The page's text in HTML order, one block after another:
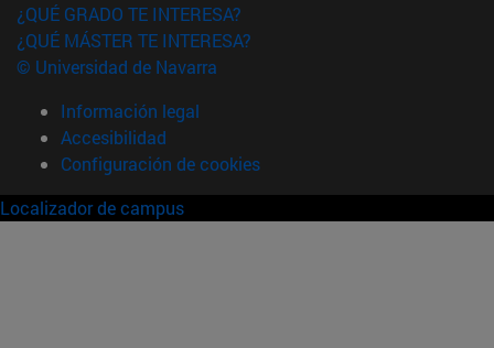
¿QUÉ GRADO TE INTERESA?
¿QUÉ MÁSTER TE INTERESA?
© Universidad de Navarra
Información legal
Accesibilidad
Configuración de cookies
Localizador de campus